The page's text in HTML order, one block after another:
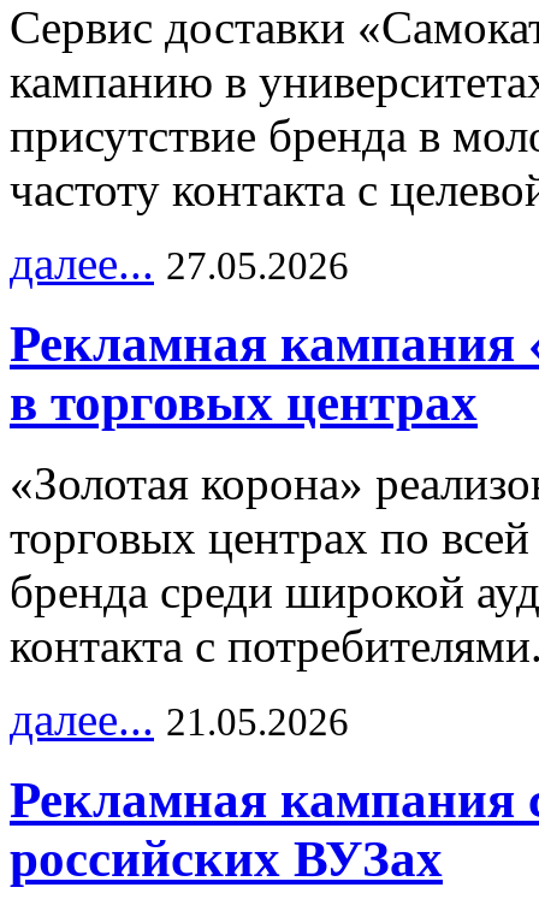
Сервис доставки
кампанию в
присутствие бренда в
частоту контакта с
далее... 27.05.2026
Рекламная кампания
в торговых центрах
«Золотая корона»
торговых центрах по
бренда среди широкой
контакта с
далее... 21.05.2026
Рекламная кампания
российских ВУЗах